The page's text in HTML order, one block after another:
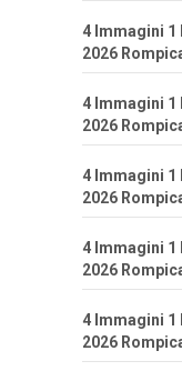
4 Immagini 1
2026
4 Immagini 1
2026
4 Immagini 1
2026
4 Immagini 1
2026
4 Immagini 1
2026